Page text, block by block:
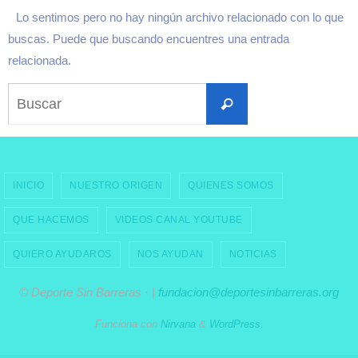
Lo sentimos pero no hay ningún archivo relacionado con lo que
buscas. Puede que buscando encuentres una entrada
relacionada.
Buscar
INICIO NUESTRO ORIGEN QUIENES SOMOS
QUE HACEMOS VIDEOS CANAL YOUTUBE
QUIERO AYUDAROS NOS AYUDAN NOTICIAS
© Deporte Sin Barreras · | fundacion@deportesinbarreras.org
Funciona con Nirvana& WordPress.